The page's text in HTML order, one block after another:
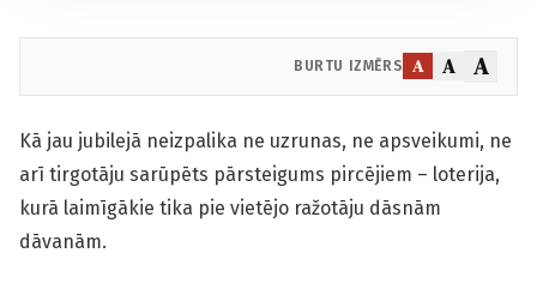
BURTU IZMĒRS A A A
Kā jau jubilejā neizpalika ne uzrunas, ne apsveikumi, ne
arī tirgotāju sarūpēts pārsteigums pircējiem – loterija,
kurā laimīgākie tika pie vietējo ražotāju dāsnām
dāvanām.